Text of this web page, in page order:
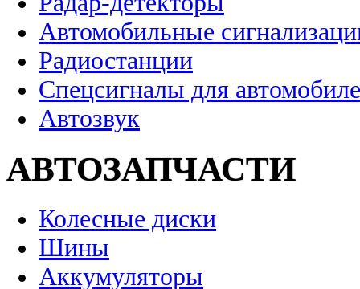
Автомобильные
Радиостанции
Спецсигналы для
Автозвук
АВТОЗАПЧАСТИ
Колесные диски
Шины
Аккумуляторы